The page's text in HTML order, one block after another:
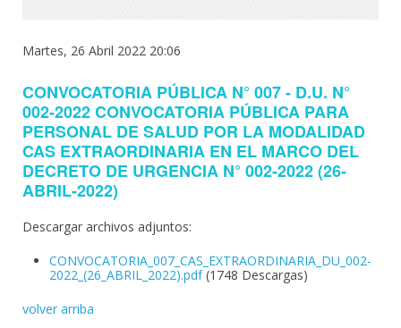
Martes, 26 Abril 2022 20:06
CONVOCATORIA PÚBLICA N° 007 - D.U. N°
002-2022 CONVOCATORIA PÚBLICA PARA
PERSONAL DE SALUD POR LA MODALIDAD
CAS EXTRAORDINARIA EN EL MARCO DEL
DECRETO DE URGENCIA N° 002-2022 (26-
ABRIL-2022)
Descargar archivos adjuntos:
CONVOCATORIA_007_CAS_EXTRAORDINARIA_DU_002-
2022_(26_ABRIL_2022).pdf (1748 Descargas)
volver arriba